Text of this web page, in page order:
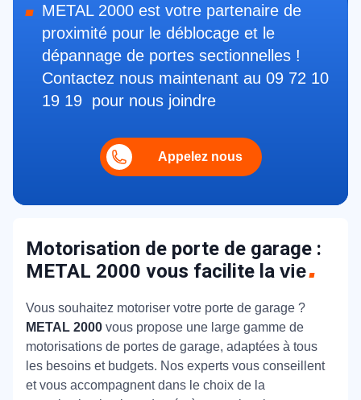
METAL 2000 est votre partenaire de
proximité pour le déblocage et le
dépannage de portes sectionnelles !
Contactez nous maintenant au 09 72 10
19 19 pour nous joindre
Appelez nous
Motorisation de porte de garage :
METAL 2000 vous facilite la vie
Vous souhaitez motoriser votre porte de garage ?
METAL 2000 vous propose une large gamme de
motorisations de portes de garage, adaptées à tous
les besoins et budgets. Nos experts vous conseillent
et vous accompagnent dans le choix de la